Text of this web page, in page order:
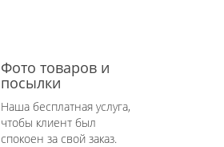
Фото товаров и
посылки
Наша бесплатная услуга,
чтобы клиент был
спокоен за свой заказ.